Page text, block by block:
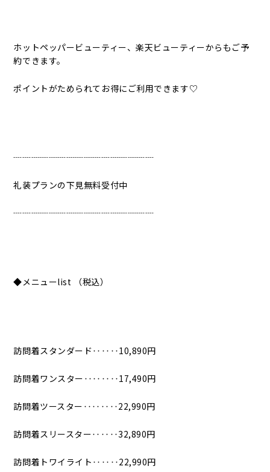
ホットペッパービューティー、楽天ビューティーからもご予
約できます。
ポイントがためられてお得にご利用できます♡
┈┈┈┈┈┈┈┈┈┈┈┈┈┈┈┈
礼装プランの下見無料受付中
┈┈┈┈┈┈┈┈┈┈┈┈┈┈┈┈
◆メニューlist （税込）
訪問着スタンダード‥‥‥10,890円
訪問着ワンスター‥‥‥‥17,490円
訪問着ツースター‥‥‥‥22,990円
訪問着スリースター‥‥‥32,890円
訪問着トワイライト‥‥‥22,990円